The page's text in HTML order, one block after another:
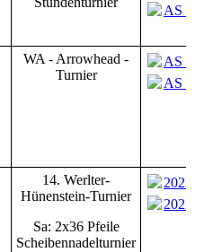
AS_12
WA - Arrowhead -
Turnier
14. Werlter-
Hünenstein-Turnier
Sa: 2x36 Pfeile
Scheibennadelturnier
2022-
2022-